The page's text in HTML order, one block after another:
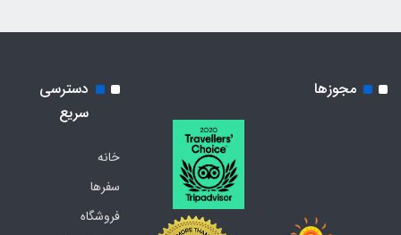
مجوزها
دسترسی
سریع
خانه
سفرها
فروشگاه